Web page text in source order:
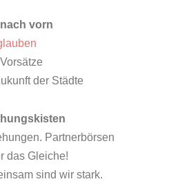
vorn
der Städte
Partnerbörsen
das Gleiche!
sind wir stark.